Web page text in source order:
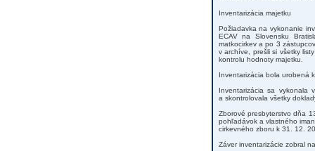
Inventarizácia majetku
Požiadavka na vykonanie
ECAV na Slovensku
matkocirkev a po 3
v archíve, prešli si všetky
kontrolu hodnoty majetku.
Inventarizácia bola urobená
Inventarizácia sa vykonala
a skontrolovala všetky
Zborové presbyterstvo dňa
pohľadávok a vlastného
cirkevného zboru k 31. 12.
Záver inventarizácie zobral